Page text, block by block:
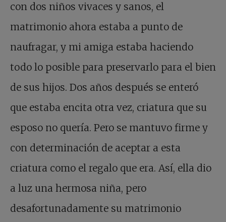
con dos niños vivaces y sanos, el
matrimonio ahora estaba a punto de
naufragar, y mi amiga estaba haciendo
todo lo posible para preservarlo para el bien
de sus hijos. Dos años después se enteró
que estaba encita otra vez, criatura que su
esposo no quería. Pero se mantuvo firme y
con determinación de aceptar a esta
criatura como el regalo que era. Así, ella dio
a luz una hermosa niña, pero
desafortunadamente su matrimonio